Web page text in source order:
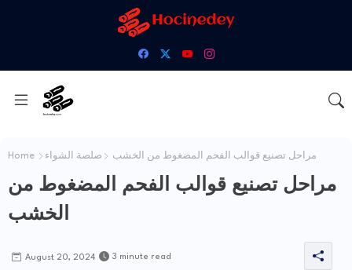
Home صلصة الشواء مراحل تصنيع قوالب الفحم المضغوط من الخشب
مراحل تصنيع قوالب الفحم المضغوط من
الخشب
August 20, 2024 3 minute read